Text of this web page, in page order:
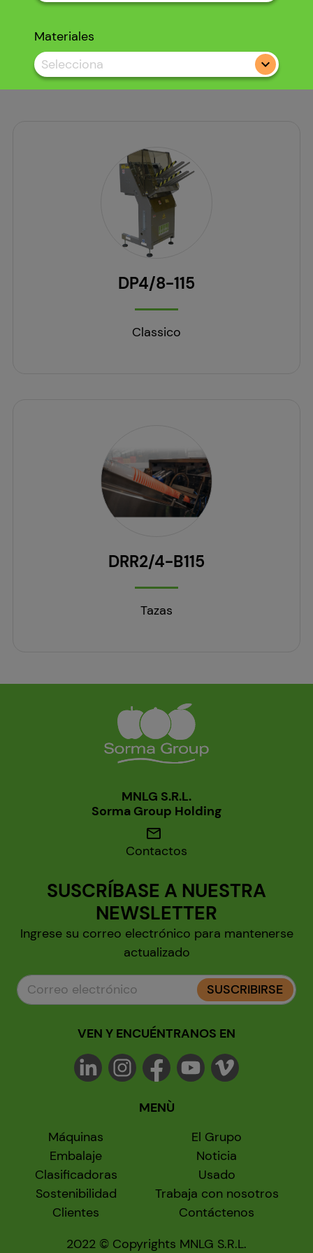
Materiales
Selecciona
DP4/8-115
Classico
DRR2/4-B115
Tazas
MNLG S.R.L.
Sorma Group Holding
mail
Contactos
SUSCRÍBASE A NUESTRA
NEWSLETTER
Ingrese su correo electrónico para mantenerse
actualizado
SUSCRIBIRSE
VEN Y ENCUÉNTRANOS EN
MENÙ
Máquinas
Embalaje
Clasificadoras
Sostenibilidad
Clientes
El Grupo
Noticia
Usado
Trabaja con nosotros
Contáctenos
2022 © Copyrights MNLG S.R.L.